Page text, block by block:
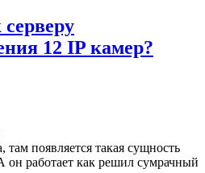
12 IP камер?
появляется такая сущность
он работает как решил сумрачный